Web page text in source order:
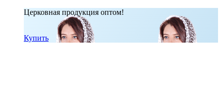
Церковная продукция оптом!
Купить